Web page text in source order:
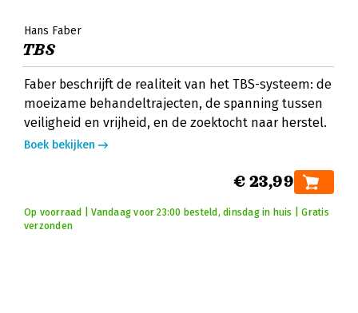
Hans Faber
TBS
Faber beschrijft de realiteit van het TBS-systeem: de
moeizame behandeltrajecten, de spanning tussen
veiligheid en vrijheid, en de zoektocht naar herstel.
Boek bekijken
€ 23,99
Op voorraad | Vandaag voor 23:00 besteld, dinsdag in huis | Gratis
verzonden